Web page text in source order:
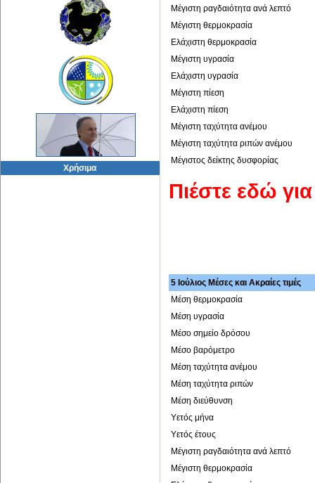
Χρήσιμα
Μέγιστη ραγδαιότητα ανά λεπτό
Μέγιστη θερμοκρασία
Ελάχιστη θερμοκρασία
Μέγιστη υγρασία
Ελάχιστη υγρασία
Μέγιστη πίεση
Ελάχιστη πίεση
Μέγιστη ταχύτητα ανέμου
Μέγιστη ταχύτητα ριπών ανέμου
Μέγιστος δείκτης δυσφορίας
Πιέστε εδώ
5 Ιούλιος Μέσες και Ακραίες τιμές
Μέση θερμοκρασία
Μέση υγρασία
Μέσο σημείο δρόσου
Μέσο βαρόμετρο
Μέση ταχύτητα ανέμου
Μέση ταχύτητα ριπών
Μέση διεύθυνση
Υετός μήνα
Υετός έτους
Μέγιστη ραγδαιότητα ανά λεπτό
Μέγιστη θερμοκρασία